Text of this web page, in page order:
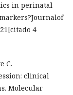
in perinatal
4
C.
clinical
Molecular